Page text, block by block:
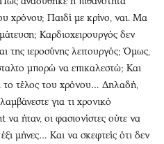
χρόνου; Παιδί με κρίνο, ναι. Μα
Καρδιοχειρουργός δεν
της ιεροσύνης λειτουργός; Όμως,
μπορώ να επικαλεστώ; Και
το τέλος του χρόνου… Δηλαδή,
για τι χρονικό
ήταν, οι φασιονίστες ούτε να
μήνες… Και να σκεφτείς ότι δεν